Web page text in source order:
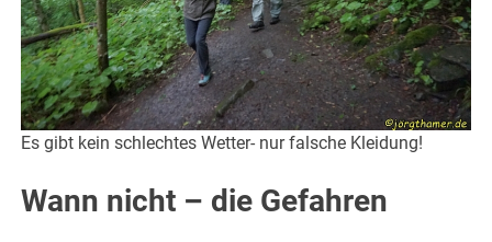
Es gibt kein schlechtes Wetter- nur falsche Kleidung!
Wann nicht – die Gefahren